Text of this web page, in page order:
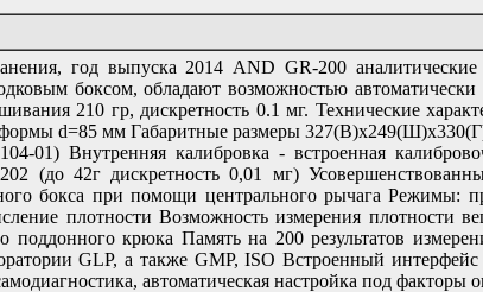
год выпуска 2014 AND GR-200
боксом, обладают возможностью
210 гр, дискретность 0.1 мг. Технические
d=85 мм Габаритные размеры
01) Внутренняя калибровка - встроенная
(до 42г дискретность 0,01 мг)
бокса при помощи центрального рычага Режимы:
плотности Возможность измерения плотности
поддонного крюка Память на 200 результатов
GLP, а также GMP, ISO Встроенный
автоматическая настройка под